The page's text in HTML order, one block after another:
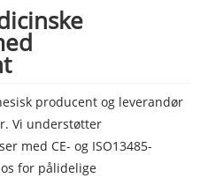
producent og leverandør
Vi understøtter
med CE- og ISO13485-
for pålidelige